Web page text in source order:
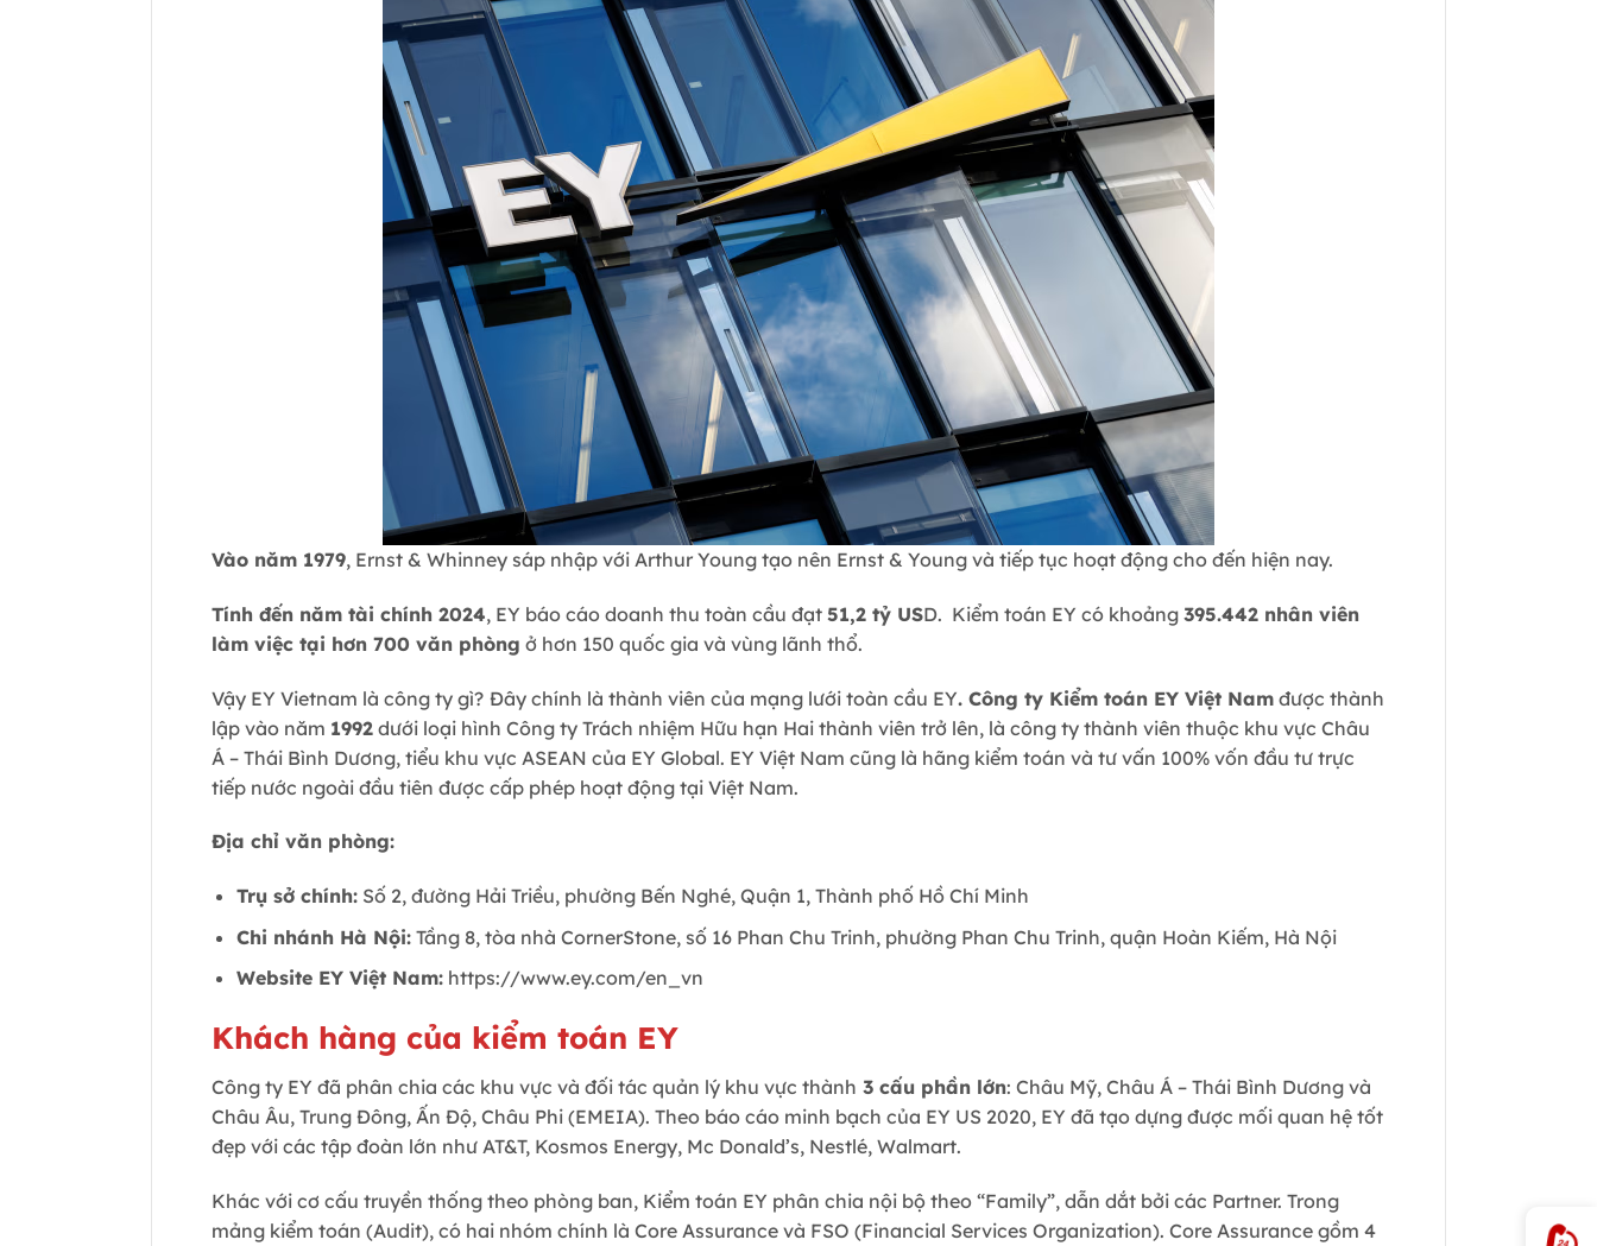
Vào năm 1979, Ernst & Whinney sáp nhập với Arthur Young tạo nên Ernst & Young và tiếp tục hoạt động cho đến hiện nay.
Tính đến năm tài chính 2024, EY báo cáo doanh thu toàn cầu đạt 51,2 tỷ USD. Kiểm toán EY có khoảng 395.442 nhân viên
làm việc tại hơn 700 văn phòng ở hơn 150 quốc gia và vùng lãnh thổ.
Vậy EY Vietnam là công ty gì? Đây chính là thành viên của mạng lưới toàn cầu EY. Công ty Kiểm toán EY Việt Nam được thành
lập vào năm 1992 dưới loại hình Công ty Trách nhiệm Hữu hạn Hai thành viên trở lên, là công ty thành viên thuộc khu vực Châu
Á – Thái Bình Dương, tiểu khu vực ASEAN của EY Global. EY Việt Nam cũng là hãng kiểm toán và tư vấn 100% vốn đầu tư trực
tiếp nước ngoài đầu tiên được cấp phép hoạt động tại Việt Nam.
Địa chỉ văn phòng:
Trụ sở chính:Số 2, đường Hải Triều, phường Bến Nghé, Quận 1, Thành phố Hồ Chí Minh
Chi nhánh Hà Nội:Tầng 8, tòa nhà CornerStone, số 16 Phan Chu Trinh, phường Phan Chu Trinh, quận Hoàn Kiếm, Hà Nội
Website EY Việt Nam:https://www.ey.com/en_vn
Khách hàng của kiểm toán EY
Công ty EY đã phân chia các khu vực và đối tác quản lý khu vực thành 3 cấu phần lớn: Châu Mỹ, Châu Á – Thái Bình Dương và
Châu Âu, Trung Đông, Ấn Độ, Châu Phi (EMEIA). Theo báo cáo minh bạch của EY US 2020, EY đã tạo dựng được mối quan hệ tốt
đẹp với các tập đoàn lớn như AT&T, Kosmos Energy, Mc Donald’s, Nestlé, Walmart.
Khác với cơ cấu truyền thống theo phòng ban, Kiểm toán EY phân chia nội bộ theo “Family”, dẫn dắt bởi các Partner. Trong
mảng kiểm toán (Audit), có hai nhóm chính là Core Assurance và FSO (Financial Services Organization). Core Assurance gồm 4